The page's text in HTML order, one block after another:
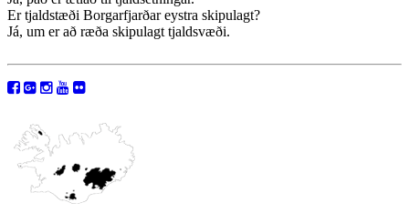
Er tjaldstæði Borgarfjarðar eystra skipulagt?
Já, um er að ræða skipulagt tjaldsvæði.